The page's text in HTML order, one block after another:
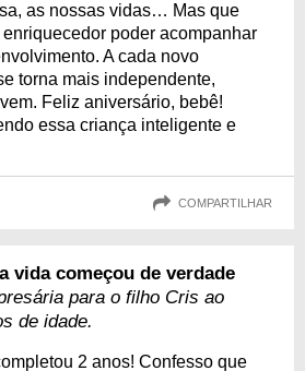
as nossas vidas… Mas que
poder acompanhar
A cada novo
torna mais independente,
Feliz aniversário, bebê!
essa criança inteligente e
COMPARTILHAR
vida começou de verdade
para o filho Cris ao
de idade.
2 anos! Confesso que